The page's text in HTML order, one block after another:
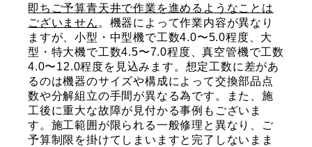
即ちご予算青天井で作業を進めるようなことは
ございません 。 機器によって作業内容が異なり
ますが、小型・中型機で工数4.0〜5.0程度、大
型・特大機で工数4.5〜7.0程度、真空管機で工数
4.0〜12.0程度を見込みます。想定工数に差があ
るのは機器のサイズや構成によって交換部品点
数や分解組立の手間が異なる為です。また、施
工後に重大な故障が見付かる事例もございま
す。施工範囲が限られる一般修理と異なり、ご
予算制限を掛けてしまいますと完了しないまま